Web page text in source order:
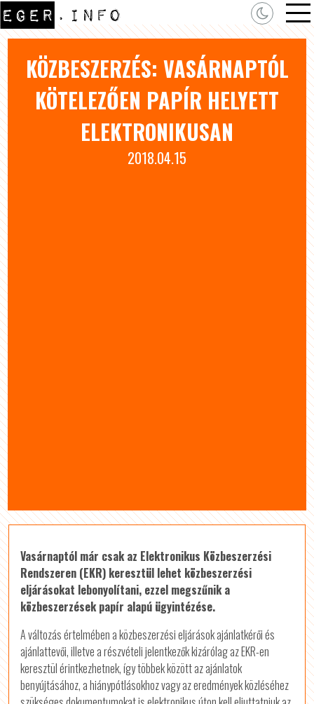
KÖZBESZERZÉS: VASÁRNAPTÓL
KÖTELEZŐEN PAPÍR HELYETT
ELEKTRONIKUSAN
2018.04.15
Vasárnaptól már csak az Elektronikus Közbeszerzési
Rendszeren (EKR) keresztül lehet közbeszerzési
eljárásokat lebonyolítani, ezzel megszűnik a
közbeszerzések papír alapú ügyintézése.
A változás értelmében a közbeszerzési eljárások ajánlatkérői és
ajánlattevői, illetve a részvételi jelentkezők kizárólag az EKR-en
keresztül érintkezhetnek, így többek között az ajánlatok
benyújtásához, a hiánypótlásokhoz vagy az eredmények közléséhez